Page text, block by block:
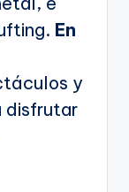
En
y
disfrutar